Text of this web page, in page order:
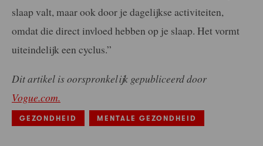
slaap valt, maar ook door je dagelijkse activiteiten,
omdat die direct invloed hebben op je slaap. Het vormt
uiteindelijk een cyclus.”
Dit artikel is oorspronkelijk gepubliceerd door
Vogue.com.
GEZONDHEID MENTALE GEZONDHEID